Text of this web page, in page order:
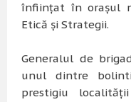
înfiinţat în oraşul
Etică şi Strategii.
Generalul de
unul dintre
prestigiu